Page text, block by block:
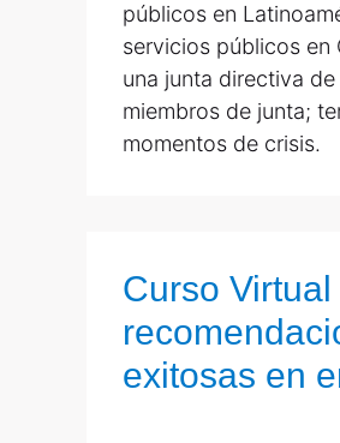
públicos en
servicios públicos en
una junta directiva
miembros de junta;
momentos de crisis.
Curso
exitosas en